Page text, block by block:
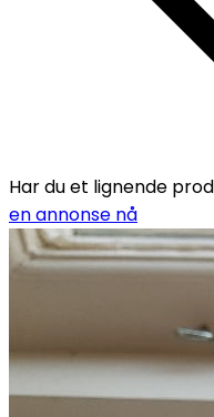
Har du et lignende
en annonse nå